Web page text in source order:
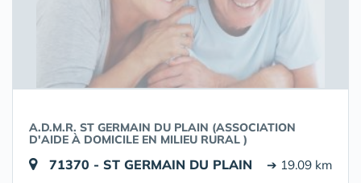
A.D.M.R. ST GERMAIN DU PLAIN (ASSOCIATION
D'AIDE À DOMICILE EN MILIEU RURAL )
71370 - ST GERMAIN DU PLAIN ➔ 19.09 km